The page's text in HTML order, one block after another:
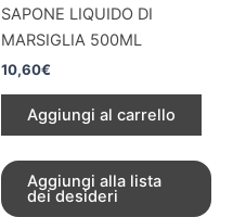
SAPONE LIQUIDO DI
MARSIGLIA 500ML
10,60€
Aggiungi al carrello
Aggiungi alla lista
dei desideri